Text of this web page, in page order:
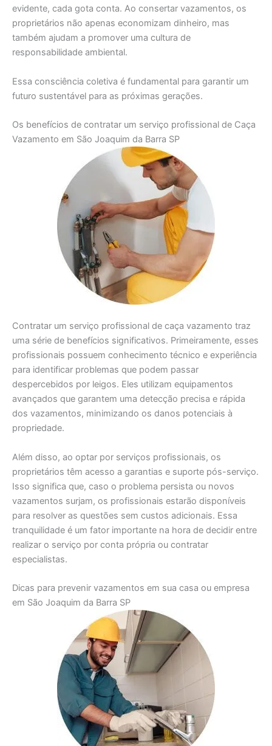
evidente, cada gota conta. Ao consertar vazamentos, os
proprietários não apenas economizam dinheiro, mas
também ajudam a promover uma cultura de
responsabilidade ambiental.
Essa consciência coletiva é fundamental para garantir um
futuro sustentável para as próximas gerações.
Os benefícios de contratar um serviço profissional de Caça
Vazamento em São Joaquim da Barra SP
Contratar um serviço profissional de caça vazamento traz
uma série de benefícios significativos. Primeiramente, esses
profissionais possuem conhecimento técnico e experiência
para identificar problemas que podem passar
despercebidos por leigos. Eles utilizam equipamentos
avançados que garantem uma detecção precisa e rápida
dos vazamentos, minimizando os danos potenciais à
propriedade.
Além disso, ao optar por serviços profissionais, os
proprietários têm acesso a garantias e suporte pós-serviço.
Isso significa que, caso o problema persista ou novos
vazamentos surjam, os profissionais estarão disponíveis
para resolver as questões sem custos adicionais. Essa
tranquilidade é um fator importante na hora de decidir entre
realizar o serviço por conta própria ou contratar
especialistas.
Dicas para prevenir vazamentos em sua casa ou empresa
em São Joaquim da Barra SP